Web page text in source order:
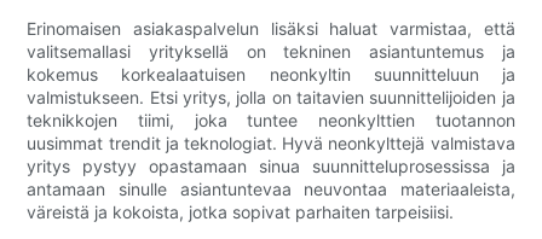
Erinomaisen asiakaspalvelun lisäksi haluat varmistaa, että
valitsemallasi yrityksellä on tekninen asiantuntemus ja
kokemus korkealaatuisen neonkyltin suunnitteluun ja
valmistukseen. Etsi yritys, jolla on taitavien suunnittelijoiden ja
teknikkojen tiimi, joka tuntee neonkylttien tuotannon
uusimmat trendit ja teknologiat. Hyvä neonkylttejä valmistava
yritys pystyy opastamaan sinua suunnitteluprosessissa ja
antamaan sinulle asiantuntevaa neuvontaa materiaaleista,
väreistä ja kokoista, jotka sopivat parhaiten tarpeisiisi.